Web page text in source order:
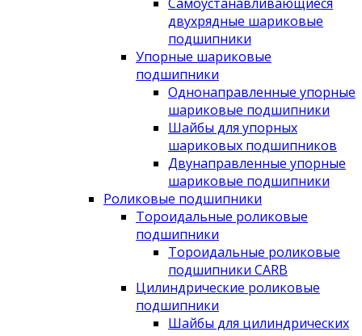
двухрядные шариковые
подшипники
Упорные шариковые
подшипники
Однонаправленные упорные
шариковые подшипники
Шайбы для упорных
шариковых подшипников
Двунаправленные упорные
шариковые подшипники
Роликовые подшипники
Тороидальные роликовые
подшипники
Тороидальные роликовые
подшипники CARB
Цилиндрические роликовые
подшипники
Шайбы для цилиндрических